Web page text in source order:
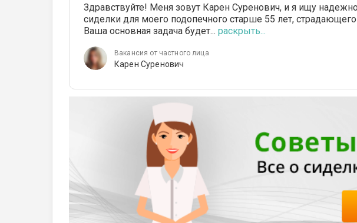
Здравствуйте! Меня зовут Карен Суренович, и я ищу
сиделки для моего подопечного старше 55 лет,
Ваша основная задача будет... раскрыть...
Вакансия от частного лица
Карен Суренович